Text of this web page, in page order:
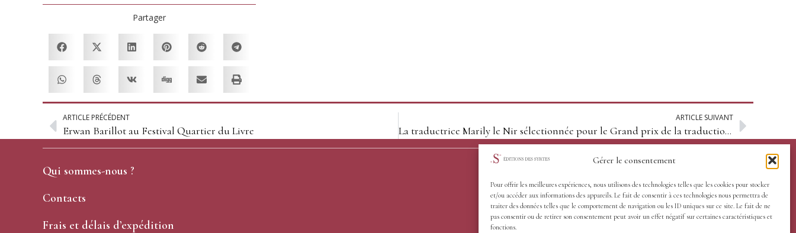
Gérer le consentement
Pour offrir les meilleures expériences, nous utilisons des technologies telles que les cookies pour stocker
et/ou accéder aux informations des appareils. Le fait de consentir à ces technologies nous permettra de
traiter des données telles que le comportement de navigation ou les ID uniques sur ce site. Le fait de ne
pas consentir ou de retirer son consentement peut avoir un effet négatif sur certaines caractéristiques et
fonctions.
Partager
ARTICLE PRÉCÉDENT
Erwan Barillot au Festival Quartier du Livre
ARTICLE SUIVANT
La traductrice Marily le Nir sélectionnée pour le Grand prix de la traduction de la Ville d’Arles et pour le Prix de la traduction Inalco
Qui sommes-nous ?
Contacts
Frais et délais d’expédition